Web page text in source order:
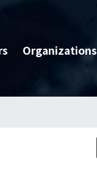
Organizations